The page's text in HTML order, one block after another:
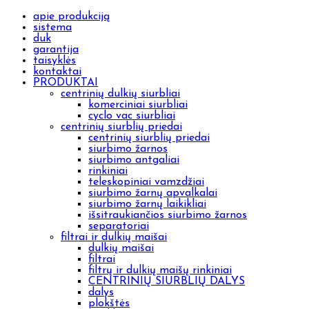
apie produkciją
sistema
duk
garantija
taisyklės
kontaktai
PRODUKTAI
centrinių dulkių siurbliai
komerciniai siurbliai
cyclo vac siurbliai
centrinių siurblių priedai
centrinių siurblių priedai
siurbimo žarnos
siurbimo antgaliai
rinkiniai
teleskopiniai vamzdžiai
siurbimo žarnų apvalkalai
siurbimo žarnų laikikliai
išsitraukiančios siurbimo žarnos
separatoriai
filtrai ir dulkių maišai
dulkių maišai
filtrai
filtrų ir dulkių maišų rinkiniai
CENTRINIŲ SIURBLIŲ DALYS
dalys
plokštės